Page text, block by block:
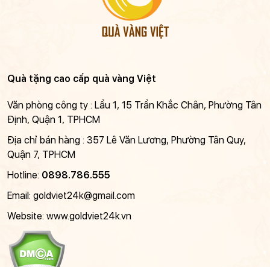
Quà tặng cao cấp quà vàng Việt
Văn phòng công ty : Lầu 1, 15 Trần Khắc Chân, Phường Tân
Định, Quận 1, TPHCM
Địa chỉ bán hàng : 357 Lê Văn Lương, Phường Tân Quy,
Quận 7, TPHCM
Hotline: 0898.786.555
Email: goldviet24k@gmail.com
Website: www.goldviet24k.vn